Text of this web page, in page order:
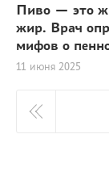
Пиво — это
жир. Врач
мифов о
11 июня 2025